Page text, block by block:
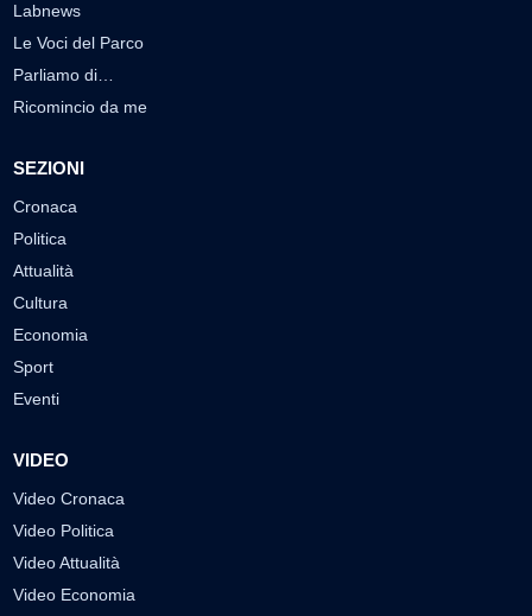
Labnews
Le Voci del Parco
Parliamo di…
Ricomincio da me
SEZIONI
Cronaca
Politica
Attualità
Cultura
Economia
Sport
Eventi
VIDEO
Video Cronaca
Video Politica
Video Attualità
Video Economia